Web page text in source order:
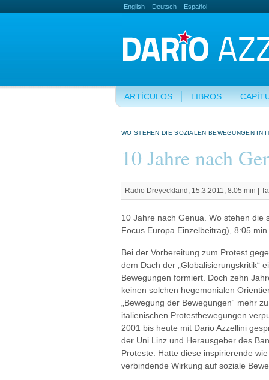
English Deutsch Español
ARTÍCULOS LIBROS
WO STEHEN DIE SOZIALEN BEWEGUNGEN IN
10 Jahre nach
Radio Dreyeckland, 15.3.2011, 8:05 min |
10 Jahre nach Genua. Wo stehen die
Focus Europa Einzelbeitrag), 8:05 min
Bei der Vorbereitung zum Protest
dem Dach der „Globalisierungskritik“
Bewegungen formiert. Doch zehn
keinen solchen hegemonialen
„Bewegung der Bewegungen“ mehr
italienischen Protestbewegungen
2001 bis heute mit Dario Azzellini
der Uni Linz und Herausgeber des
Proteste: Hatte diese inspirierende
verbindende Wirkung auf soziale